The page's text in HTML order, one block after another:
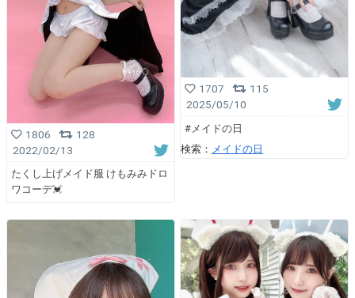
1806
128
2022/02/13
たくし上げメイド服 けもみみドロ
ワコーデ💓
1707
115
2025/05/10
#メイドの日
検索： メイドの日